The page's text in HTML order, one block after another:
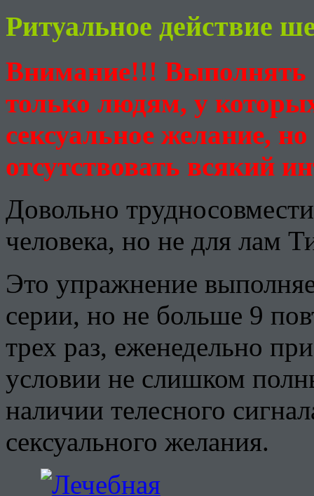
Ритуальное действие
Внимание!!! Выполнять
только людям, у
сексуальное желание,
отсутствовать всякий
Довольно
человека, но не для лам
Это упражнение
серии, но не больше 9
трех раз, еженедельно
условии не слишком
наличии телесного
сексуального желания.